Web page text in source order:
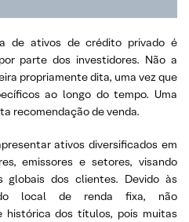
de ativos de crédito privado é
parte dos investidores. Não a
propriamente dita, uma vez que
ao longo do tempo. Uma
recomendação de venda.
ativos diversificados em
emissores e setores, visando
globais dos clientes. Devido às
local de renda fixa, não
histórica dos títulos, pois muitas